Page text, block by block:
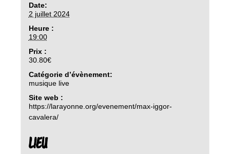
Date:
2 juillet 2024
Heure :
19:00
Prix :
30.80€
Catégorie d’évènement:
musique live
Site web :
https://larayonne.org/evenement/max-iggor-
cavalera/
LIEU